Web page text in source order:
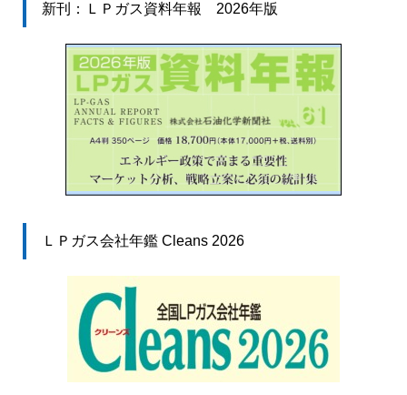
新刊：ＬＰガス資料年報 2026年版
ＬＰガス会社年鑑 Cleans 2026